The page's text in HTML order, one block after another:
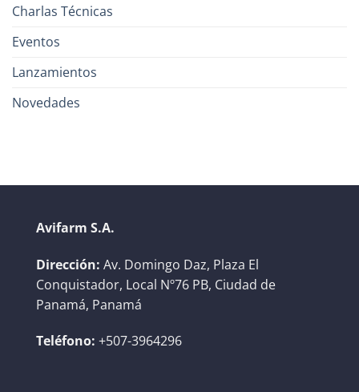
Charlas Técnicas
Eventos
Lanzamientos
Novedades
Avifarm S.A.
Dirección: Av. Domingo Daz, Plaza El
Conquistador, Local Nº76 PB, Ciudad de
Panamá, Panamá
Teléfono: +507-3964296